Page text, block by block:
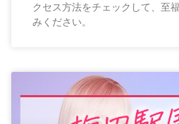
クセス方法をチェックして、至
みください。